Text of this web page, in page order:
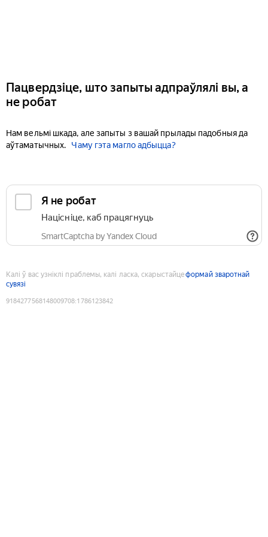
Пацвердзіце, што запыты адпраўлялі вы, а
не робат
Нам вельмі шкада, але запыты з вашай прылады падобныя да
аўтаматычных.
Чаму гэта магло адбыцца?
Я не робат
Націсніце, каб працягнуць
SmartCaptcha by Yandex Cloud
Калі ў вас узніклі праблемы, калі ласка, скарыстайцеформай зваротнай
сувязі
9184277568148009708:1786123842